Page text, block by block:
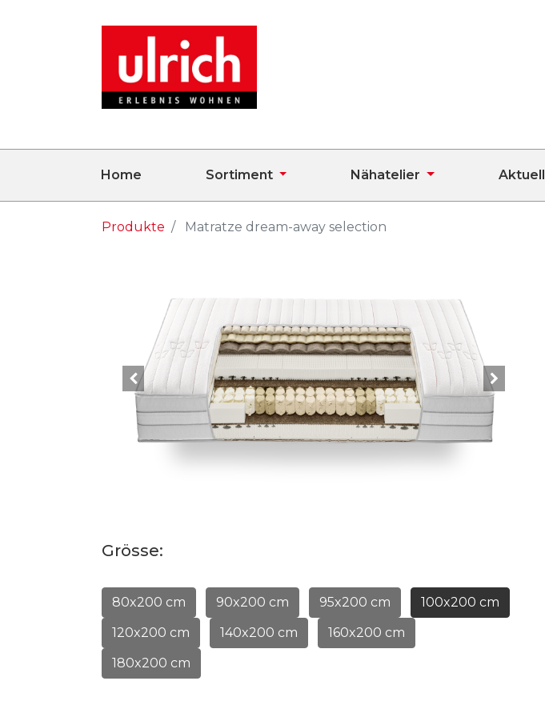
Home Sortiment Nähatelier Aktuell
Produkte Matratze dream-away selection
Grösse:
80x200 cm 90x200 cm 95x200 cm
100x200 cm
120x200 cm
140x200 cm
160x200 cm
180x200 cm